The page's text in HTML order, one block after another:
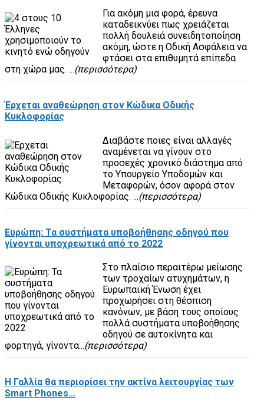
Για ακόμη μια φορά, έρευνα
καταδεικνύει πως χρειάζεται
πολλή δουλειά συνειδητοποίηση
ακόμη, ώστε η Οδική Ασφάλεια να
φτάσει στα επιθυμητά επίπεδα
στη χώρα μας. ...(περισσότερα)
Έρχεται αναθεώρηση στον Κώδικα Οδικής
Κυκλοφορίας
Διαβάστε ποιες είναι αλλαγές
αναμένεται να γίνουν στο
προσεχές χρονικό διάστημα από
το Υπουργείο Υποδομών και
Μεταφορών, όσον αφορά στον
Κώδικα Οδικής Κυκλοφορίας. ...(περισσότερα)
Ευρώπη: Τα συστήματα υποβοήθησης οδηγού που
γίνονται υποχρεωτικά από το 2022
Στο πλαίσιο περαιτέρω μείωσης
των τροχαίων ατυχημάτων, η
Ευρωπαϊκή Ένωση έχει
προχωρήσει στη θέσπιση
κανόνων, με βάση τους οποίους
πολλά συστήματα υποβοήθησης
οδηγού σε αυτοκίνητα και
φορτηγά, γίνοντα...(περισσότερα)
Η Γαλλία θα περιορίσει την ακτίνα λειτουργίας των
Smart Phones...